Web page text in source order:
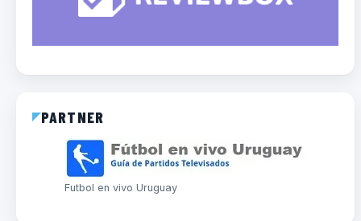
PARTNER
Futbol en vivo Uruguay